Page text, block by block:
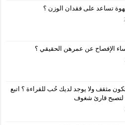
تساعد على فقدان الوزن ؟
الإفصاح عن عمرهن الحقيقي ؟
مثقف ولا يوجد لديك حُب للقراءة ؟ اتبع
لتصبح قارئ شغوف